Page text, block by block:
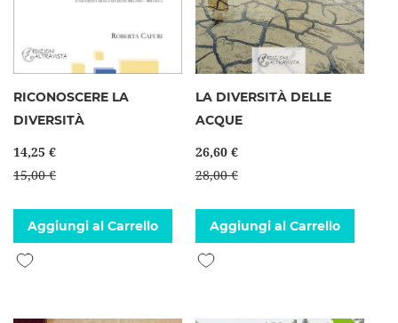
RICONOSCERE LA
DIVERSITÀ
14,25 €
15,00 €
Aggiungi al Carrello
Aggiungi alla lista desideri
LA DIVERSITÀ DELLE
ACQUE
26,60 €
28,00 €
Aggiungi al Carrello
Aggiungi alla lista desideri